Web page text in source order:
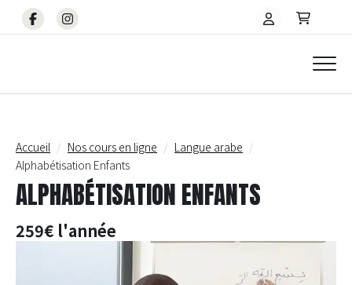
Accueil Nos cours en ligne
Langue arabe
Alphabétisation Enfants
ALPHABÉTISATION ENFANTS
259€ l'année